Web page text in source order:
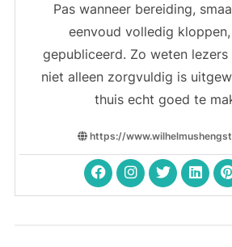
Pas wanneer bereiding,
eenvoud volledig
gepubliceerd. Zo weten
niet alleen zorgvuldig is
thuis echt goed te
https://